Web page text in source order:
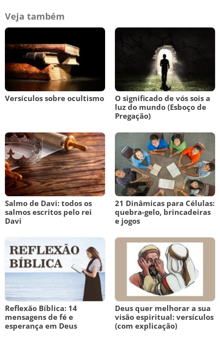
Veja também
Versículos sobre ocultismo
O significado de vós sois a
luz do mundo (Esboço de
Pregação)
Salmo de Davi: todos os
salmos escritos pelo rei
Davi
21 Dinâmicas para Células:
quebra-gelo, brincadeiras
e jogos
Reflexão Bíblica: 14
mensagens de fé e
esperança em Deus
Deus quer melhorar a sua
visão espiritual: versículos
(com explicação)